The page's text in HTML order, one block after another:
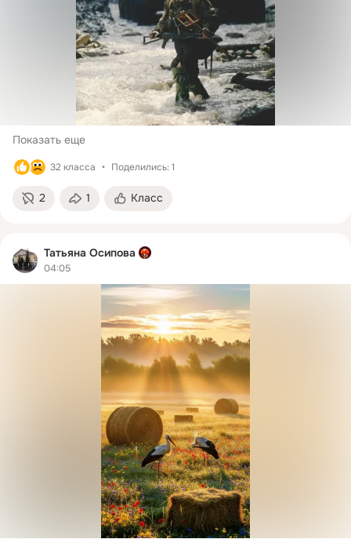
Показать еще
32 класса Поделились: 1
2 1 Класс
Татьяна Осипова
04:05